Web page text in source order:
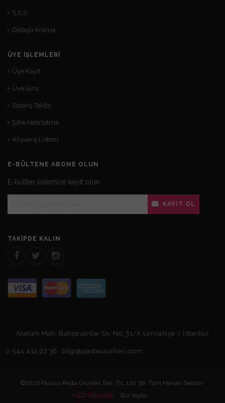
S.S.S.
Detaylı Arama
ÜYE İŞLEMLERI
Üye Kayıt
Üye Giriş
Sipariş Takibi
Şifre Hatırlatma
Alışveriş Listem
E-BÜLTENE ABONE OLUN
E-bülten listemize kayıt olun.
KAYIT OL
TAKIPDE KALIN
Atatürk Mah. Bahçevanlar Sk. No: 31/A Ümraniye / İstanbul
0 544 412 92 38 bilgi@pastaurunleri.com
©2026 Passüs Pasta Ürünleri San. Tic. Ltd. Şti. Tüm Hakları Saklıdır.
HZD Teknoloji Biz Yaptık